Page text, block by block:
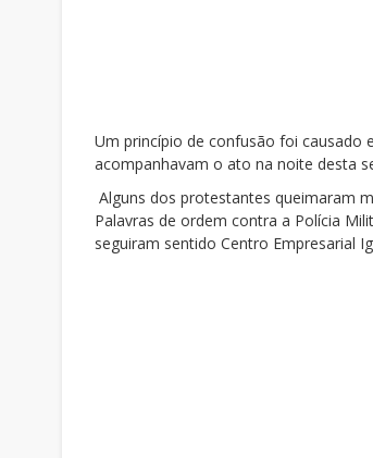
Um princípio de confusão foi causado
acompanhavam o ato na noite desta
Alguns dos protestantes queimaram
Palavras de ordem contra a Polícia
seguiram sentido Centro Empresarial